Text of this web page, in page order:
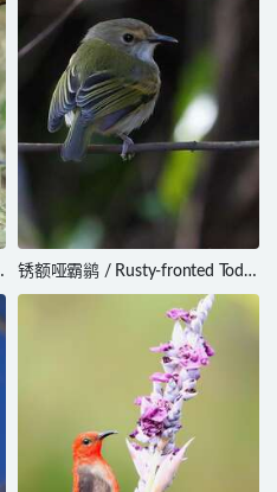
锈额哑霸鹟 / Rusty-fronted Tody-
Flycatcher / Poecilotriccus